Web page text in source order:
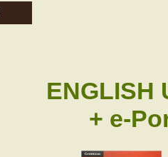
ENGLISH
+ e-